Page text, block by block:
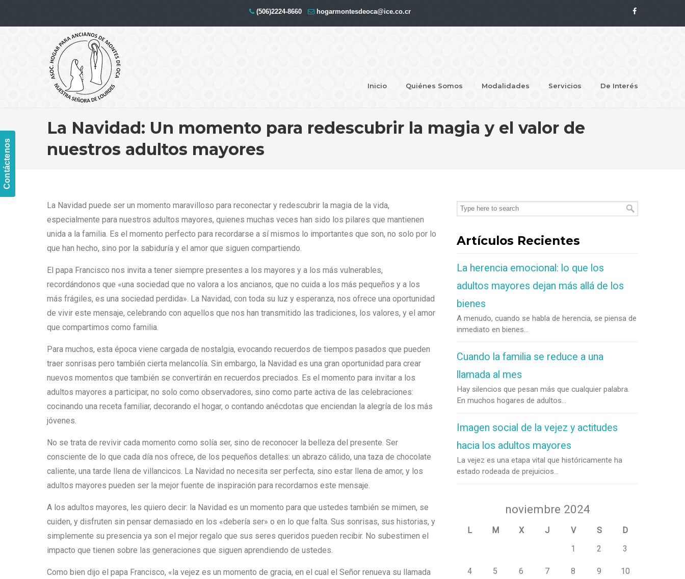
Contáctenos
(506)2224-8660 hogarmontesdeoca@ice.co.cr
Inicio Quiénes Somos Modalidades Servicios
De Interés
Navigation
La Navidad: Un momento para redescubrir la magia y el valor de
nuestros adultos mayores
La Navidad puede ser un momento maravilloso para reconectar y redescubrir la magia de la vida,
especialmente para nuestros adultos mayores, quienes muchas veces han sido los pilares que mantienen
unida a la familia. Es el momento perfecto para recordarse a sí mismos lo importantes que son, no solo por lo
que han hecho, sino por la sabiduría y el amor que siguen compartiendo.
El papa Francisco nos invita a tener siempre presentes a los mayores y a los más vulnerables,
recordándonos que «una sociedad que no valora a los ancianos, que no cuida a los más pequeños y a los
más frágiles, es una sociedad perdida». La Navidad, con toda su luz y esperanza, nos ofrece una oportunidad
de vivir este mensaje, celebrando con aquellos que nos han transmitido las tradiciones, los valores, y el amor
que compartimos como familia.
Para muchos, esta época viene cargada de nostalgia, evocando recuerdos de tiempos pasados que pueden
traer sonrisas pero también cierta melancolía. Sin embargo, la Navidad es una gran oportunidad para crear
nuevos momentos que también se convertirán en recuerdos preciados. Es el momento para invitar a los
adultos mayores a participar, no solo como observadores, sino como parte activa de las celebraciones:
cocinando una receta familiar, decorando el hogar, o contando anécdotas que enciendan la alegría de los más
jóvenes.
No se trata de revivir cada momento como solía ser, sino de reconocer la belleza del presente. Ser
consciente de lo que cada día nos ofrece, de los pequeños detalles: un abrazo cálido, una taza de chocolate
caliente, una tarde llena de villancicos. La Navidad no necesita ser perfecta, sino estar llena de amor, y los
adultos mayores pueden ser la mejor fuente de inspiración para recordarnos este mensaje.
A los adultos mayores, les quiero decir: la Navidad es un momento para que ustedes también se mimen, se
cuiden, y disfruten sin pensar demasiado en los «debería ser» o en lo que falta. Sus sonrisas, sus historias, y
simplemente su presencia ya son el mejor regalo que sus seres queridos pueden recibir. No subestimen el
impacto que tienen sobre las generaciones que siguen aprendiendo de ustedes.
Como bien dijo el papa Francisco, «la vejez es un momento de gracia, en el cual el Señor renueva su llamada
Artículos Recientes
La herencia emocional: lo que los
adultos mayores dejan más allá de los
bienes
A menudo, cuando se habla de herencia, se piensa de
inmediato en bienes...
Cuando la familia se reduce a una
llamada al mes
Hay silencios que pesan más que cualquier palabra.
En muchos hogares de adultos...
Imagen social de la vejez y actitudes
hacia los adultos mayores
La vejez es una etapa vital que históricamente ha
estado rodeada de prejuicios...
noviembre 2024
L M X J V S
D
1
2 3
4 5 6 7 8 9 10